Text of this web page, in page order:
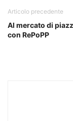
Articolo precedente
Al mercato di
con RePoPP